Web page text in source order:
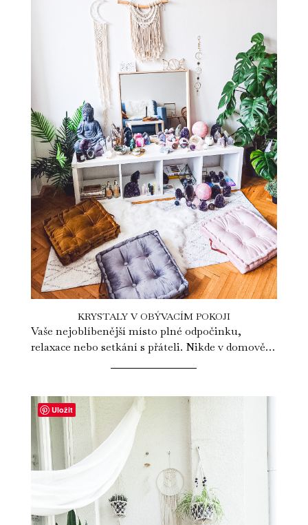
KRYSTALY V OBÝVACÍM POKOJI
Vaše nejoblíbenější místo plné odpočinku,
relaxace nebo setkání s přáteli. Nikde v domově
Uložit